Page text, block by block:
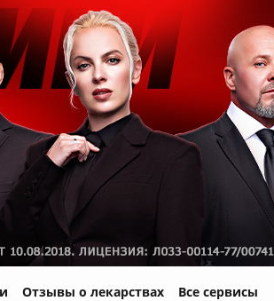
Отзывы о лекарствах Все сервисы